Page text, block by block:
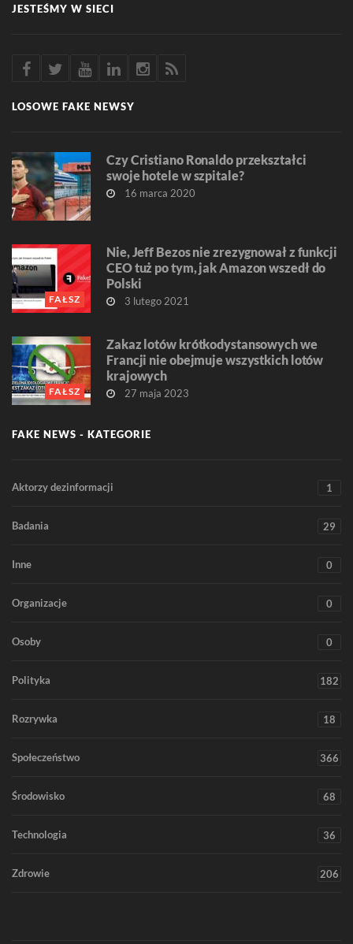
JESTEŚMY W SIECI
LOSOWE FAKE NEWSY
Czy Cristiano Ronaldo przekształci
swoje hotele w szpitale?
16 marca 2020
FAŁSZ
Nie, Jeff Bezos nie zrezygnował z funkcji
CEO tuż po tym, jak Amazon wszedł do
Polski
3 lutego 2021
FAŁSZ
Zakaz lotów krótkodystansowych we
Francji nie obejmuje wszystkich lotów
krajowych
27 maja 2023
FAKE NEWS - KATEGORIE
Aktorzy dezinformacji 1
Badania 29
Inne 0
Organizacje 0
Osoby 0
Polityka 182
Rozrywka 18
Społeczeństwo 366
Środowisko 68
Technologia 36
Zdrowie 206